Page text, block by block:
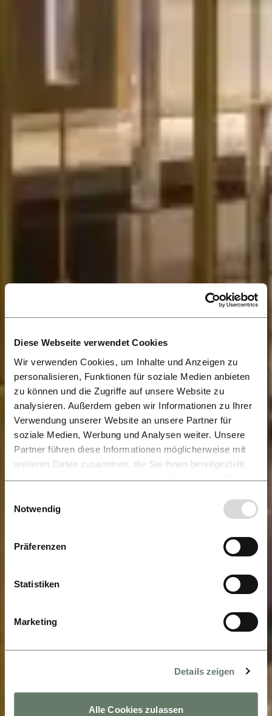
Diese Webseite verwendet Cookies
Wir verwenden Cookies, um Inhalte und Anzeigen zu
personalisieren, Funktionen für soziale Medien anbieten
zu können und die Zugriffe auf unsere Website zu
analysieren. Außerdem geben wir Informationen zu Ihrer
Verwendung unserer Website an unsere Partner für
soziale Medien, Werbung und Analysen weiter. Unsere
Partner führen diese Informationen möglicherweise mit
weiteren Daten zusammen, die Sie ihnen bereitgestellt
haben oder die sie im Rahmen Ihrer Nutzung der Dienste
Notwendig
Präferenzen
Statistiken
Marketing
Details zeigen
Alle Cookies zulassen